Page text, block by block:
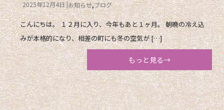
2025年12月4日 お知らせ ブログ
こんにちは。 １２月に入り、今年もあと１ヶ月。 朝晩の冷え込
みが本格的になり、相差の町にも冬の空気が […]
もっと見る→